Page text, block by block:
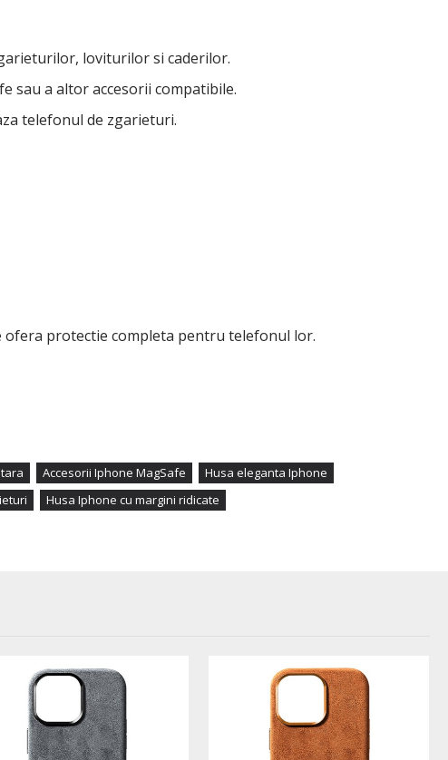
loviturilor si caderilor.
sau a altor accesorii compatibile.
telefonul de zgarieturi.
ofera protectie completa pentru telefonul lor.
Accesorii Iphone MagSafe
Husa eleganta Iphone
Husa Iphone cu margini ridicate